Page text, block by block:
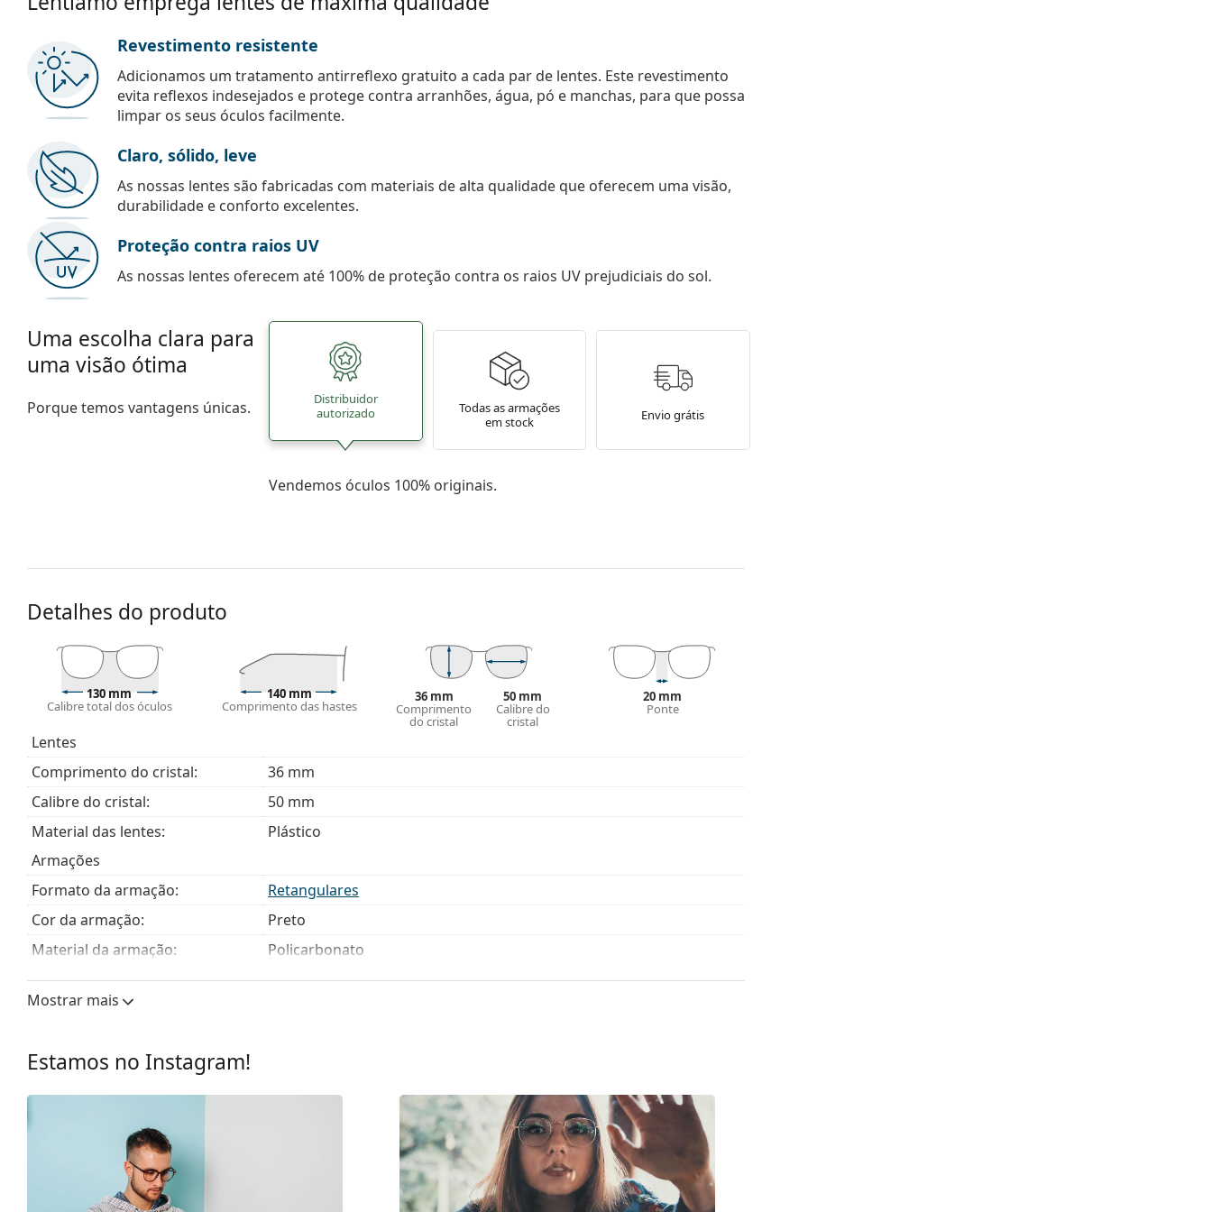
Revestimento resistente
Adicionamos um tratamento antirreflexo gratuito a cada par de lentes. Este revestimento
evita reflexos indesejados e protege contra arranhões, água, pó e manchas, para que possa
limpar os seus óculos facilmente.
Claro, sólido, leve
As nossas lentes são fabricadas com materiais de alta qualidade que oferecem uma visão,
durabilidade e conforto excelentes.
Proteção contra raios UV
As nossas lentes oferecem até 100% de proteção contra os raios UV prejudiciais do sol.
Uma escolha clara para
uma visão ótima
Porque temos vantagens únicas.
Distribuidor
autorizado
Todas as armações
em stock
Envio grátis
Vendemos óculos 100% originais.
Detalhes do produto
130 mm
Calibre total dos óculos
140 mm
Comprimento das hastes
36 mm
Comprimento
do cristal
50 mm
Calibre do
cristal
20 mm
Ponte
Lentes
Comprimento do cristal:
36 mm
Calibre do cristal:
50 mm
Material das lentes:
Plástico
Armações
Formato da armação:
Retangulares
Cor da armação:
Preto
Material da armação:
Policarbonato
Tamanhos:
M
Calibre total dos óculos:
Ponte:
Peso:
25 g
Almofadas nasais ajustáveis:
Dobradiça de mola:
Mostrar mais
Estamos no Instagram!